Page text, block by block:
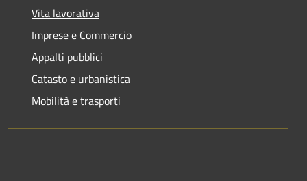
Vita lavorativa
Imprese e Commercio
Appalti pubblici
Catasto e urbanistica
Mobilità e trasporti